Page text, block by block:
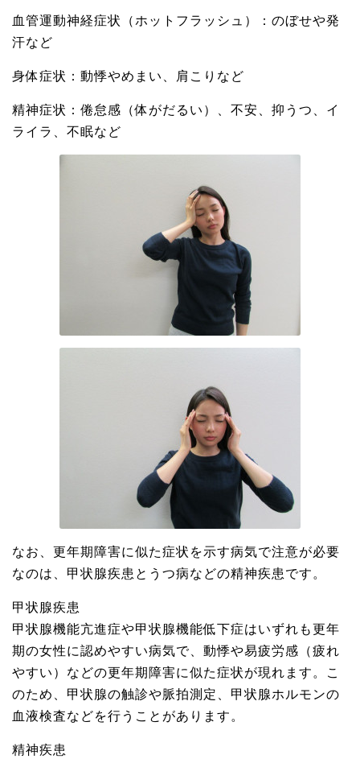
血管運動神経症状（ホットフラッシュ）：のぼせや発
汗など
身体症状：動悸やめまい、肩こりなど
精神症状：倦怠感（体がだるい）、不安、抑うつ、イ
ライラ、不眠など
なお、更年期障害に似た症状を示す病気で注意が必要
なのは、甲状腺疾患とうつ病などの精神疾患です。
甲状腺疾患
甲状腺機能亢進症や甲状腺機能低下症はいずれも更年
期の女性に認めやすい病気で、動悸や易疲労感（疲れ
やすい）などの更年期障害に似た症状が現れます。こ
のため、甲状腺の触診や脈拍測定、甲状腺ホルモンの
血液検査などを行うことがあります。
精神疾患